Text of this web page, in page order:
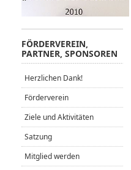
FÖRDERVEREIN,
PARTNER, SPONSOREN
Herzlichen Dank!
Förderverein
Ziele und Aktivitäten
Satzung
Mitglied werden